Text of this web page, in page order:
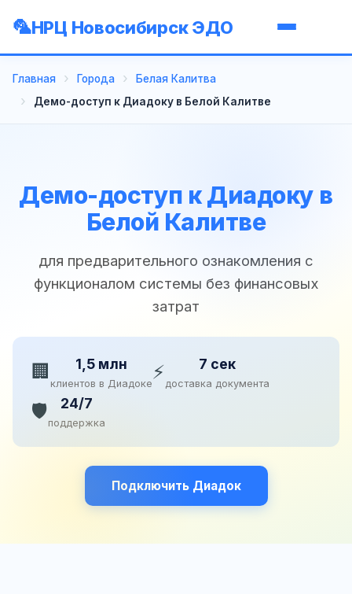
НРЦ Новосибирск ЭДО
Главная Города
Белая Калитва
Демо-доступ к Диадоку в Белой Калитве
Демо-доступ к Диадоку в
Белой Калитве
для предварительного ознакомления с
функционалом системы без финансовых
затрат
🏢 1,5 млн
клиентов в Диадоке⚡ 7 сек
доставка документа
🛡️ 24/7
поддержка
Подключить Диадок